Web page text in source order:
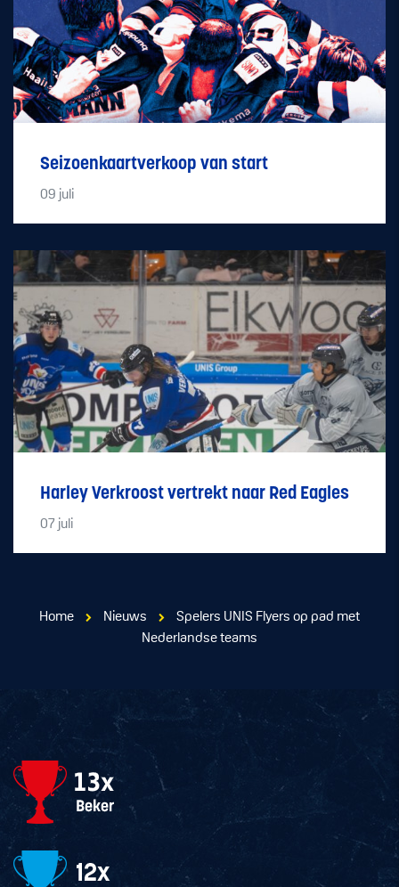
Seizoenkaartverkoop van start
09 juli
Harley Verkroost vertrekt naar Red Eagles
07 juli
Home Nieuws
Spelers UNIS Flyers op pad met
Nederlandse teams